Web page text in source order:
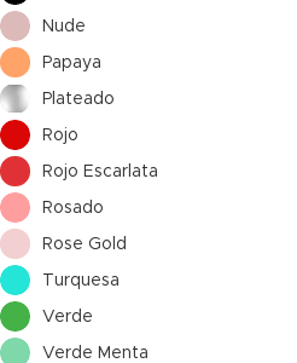
Nude
Papaya
Plateado
Rojo
Rojo Escarlata
Rosado
Rose Gold
Turquesa
Verde
Verde Menta